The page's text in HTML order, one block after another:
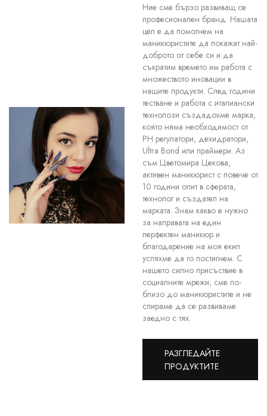
Ние сме бързо развиващ се
професионален бранд. Нашата
цел е да помогнем на
маникюристите да покажат най-
доброто от себе си и да
съкратим времето им работа с
множеството иновации в
нашите продукти. След години
тестване и работа с италиански
технолози създадохме марка,
която няма необходимост от
PH регулатори, дехидратори,
Ultra Bond или праймери. Аз
съм Цветомира Цекова,
активен маникюрист с повече от
10 години опит в сферата,
технолог и създател на
марката. Знам какво е нужно
за направата на един
перфектен маникюр и
благодарение на моя екип
успяхме да го постигнем. С
нашето силно присъствие в
социалните мрежи, сме по-
близо до маникюристите и не
спираме да се развиваме
заедно с тях.
РАЗГЛЕДАЙТЕ
ПРОДУКТИТЕ